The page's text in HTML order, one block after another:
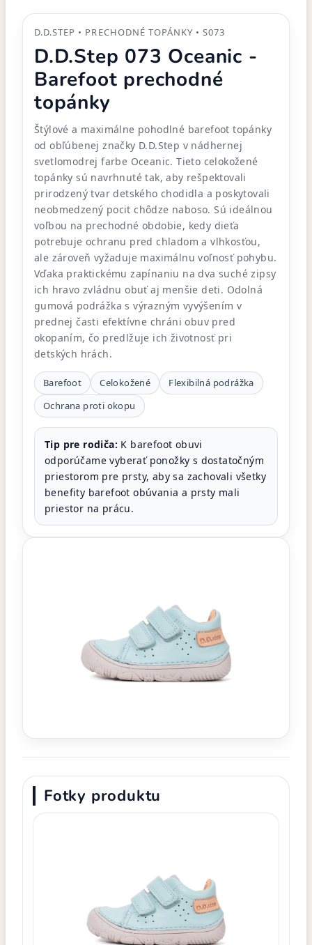
D.D.STEP • PRECHODNÉ TOPÁNKY • S073
D.D.Step 073 Oceanic -
Barefoot prechodné
topánky
Štýlové a maximálne pohodlné barefoot topánky
od obľúbenej značky D.D.Step v nádhernej
svetlomodrej farbe Oceanic. Tieto celokožené
topánky sú navrhnuté tak, aby rešpektovali
prirodzený tvar detského chodidla a poskytovali
neobmedzený pocit chôdze naboso. Sú ideálnou
voľbou na prechodné obdobie, kedy dieťa
potrebuje ochranu pred chladom a vlhkosťou,
ale zároveň vyžaduje maximálnu voľnosť pohybu.
Vďaka praktickému zapínaniu na dva suché zipsy
ich hravo zvládnu obuť aj menšie deti. Odolná
gumová podrážka s výrazným vyvýšením v
prednej časti efektívne chráni obuv pred
okopaním, čo predlžuje ich životnosť pri
detských hrách.
Barefoot Celokožené
Flexibilná podrážka
Ochrana proti okopu
Tip pre rodiča: K barefoot obuvi
odporúčame vyberať ponožky s dostatočným
priestorom pre prsty, aby sa zachovali všetky
benefity barefoot obúvania a prsty mali
priestor na prácu.
Fotky produktu